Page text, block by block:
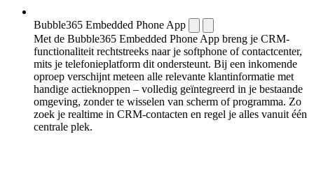
Bubble365 Embedded Phone App
Met de Bubble365 Embedded Phone App breng je CRM-
functionaliteit rechtstreeks naar je softphone of contactcenter,
mits je telefonieplatform dit ondersteunt. Bij een inkomende
oproep verschijnt meteen alle relevante klantinformatie met
handige actieknoppen – volledig geïntegreerd in je bestaande
omgeving, zonder te wisselen van scherm of programma. Zo
zoek je realtime in CRM-contacten en regel je alles vanuit één
centrale plek.